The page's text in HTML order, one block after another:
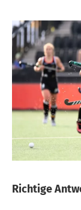
Richtige